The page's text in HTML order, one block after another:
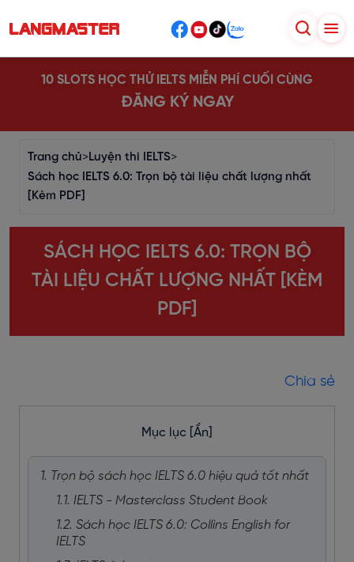
10 SLOTS HỌC THỬ IELTS MIỄN PHÍ CUỐI CÙNG
ĐĂNG KÝ NGAY
Trang chủ>Luyện thi IELTS>
Sách học IELTS 6.0: Trọn bộ tài liệu chất lượng nhất
[Kèm PDF]
SÁCH HỌC IELTS 6.0: TRỌN BỘ
TÀI LIỆU CHẤT LƯỢNG NHẤT [KÈM
PDF]
Chia sẻ
Mục lục [Ẩn]
1. Trọn bộ sách học IELTS 6.0 hiệu quả tốt nhất
1.1. IELTS - Masterclass Student Book
1.2. Sách học IELTS 6.0: Collins English for
IELTS